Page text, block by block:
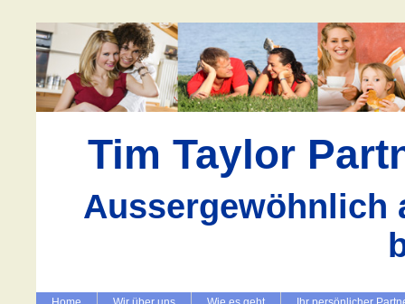
Tim Taylor
Aussergewöhnlich